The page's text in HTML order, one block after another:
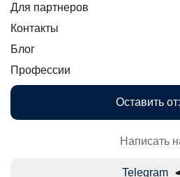
Для партнеров
Контакты
Блог
Профессии
Оставить
Написать
Telegram